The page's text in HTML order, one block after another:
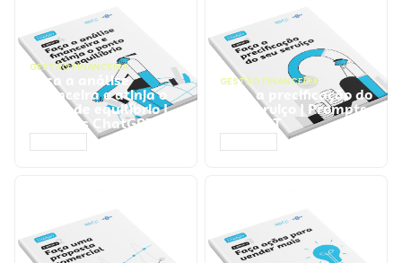
GESTÃO FINANCEIRA
Faça a análise
financeira e atinja o
ponto de equilíbrio |
Prompts ChatGPT
GESTÃO FINANCEIRA
Faça a precificação do
seu serviço | Prompts
ChatGPT